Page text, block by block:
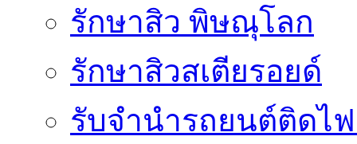
รักษาสิว พิษณุโลก
รักษาสิวสเตียรอยด์
รับจํานํารถยนต์ติดไ